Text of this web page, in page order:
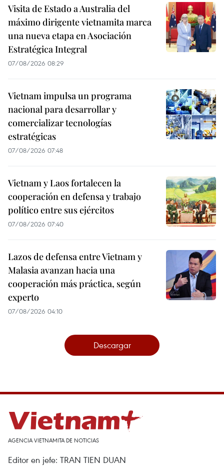
Visita de Estado a Australia del
máximo dirigente vietnamita marca
una nueva etapa en Asociación
Estratégica Integral
07/08/2026 08:29
Vietnam impulsa un programa
nacional para desarrollar y
comercializar tecnologías
estratégicas
07/08/2026 07:48
Vietnam y Laos fortalecen la
cooperación en defensa y trabajo
político entre sus ejércitos
07/08/2026 07:40
Lazos de defensa entre Vietnam y
Malasia avanzan hacia una
cooperación más práctica, según
experto
07/08/2026 04:10
Descargar
AGENCIA VIETNAMITA DE NOTICIAS
Editor en jefe: TRAN TIEN DUAN